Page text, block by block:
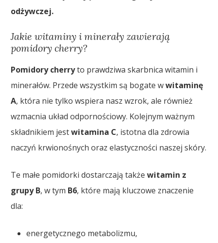
odżywczej.
Jakie witaminy i minerały zawierają
pomidory cherry?
Pomidory cherryto prawdziwa skarbnica witamin i
minerałów. Przede wszystkim są bogate wwitaminę
A, która nie tylko wspiera nasz wzrok, ale również
wzmacnia układ odpornościowy. Kolejnym ważnym
składnikiem jestwitamina C, istotna dla zdrowia
naczyń krwionośnych oraz elastyczności naszej skóry.
Te małe pomidorki dostarczają takżewitamin z
grupy B, w tym B6, które mają kluczowe znaczenie
dla:
energetycznego metabolizmu,